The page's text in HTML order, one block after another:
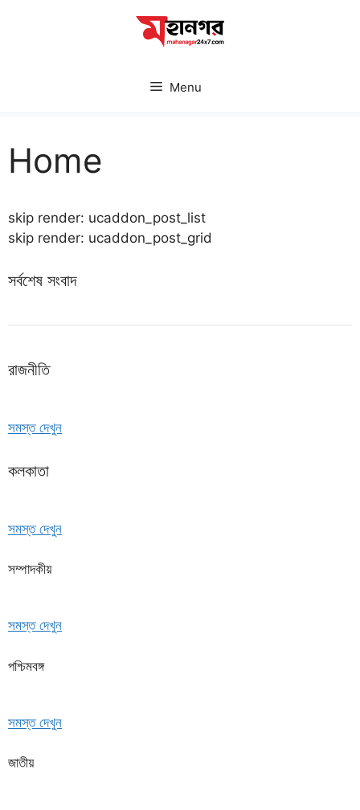
Menu
Home
skip render: ucaddon_post_list
skip render: ucaddon_post_grid
সর্বশেষ সংবাদ
রাজনীতি
সমস্ত দেখুন
কলকাতা
সমস্ত দেখুন
সম্পাদকীয়
সমস্ত দেখুন
পশ্চিমবঙ্গ
সমস্ত দেখুন
জাতীয়